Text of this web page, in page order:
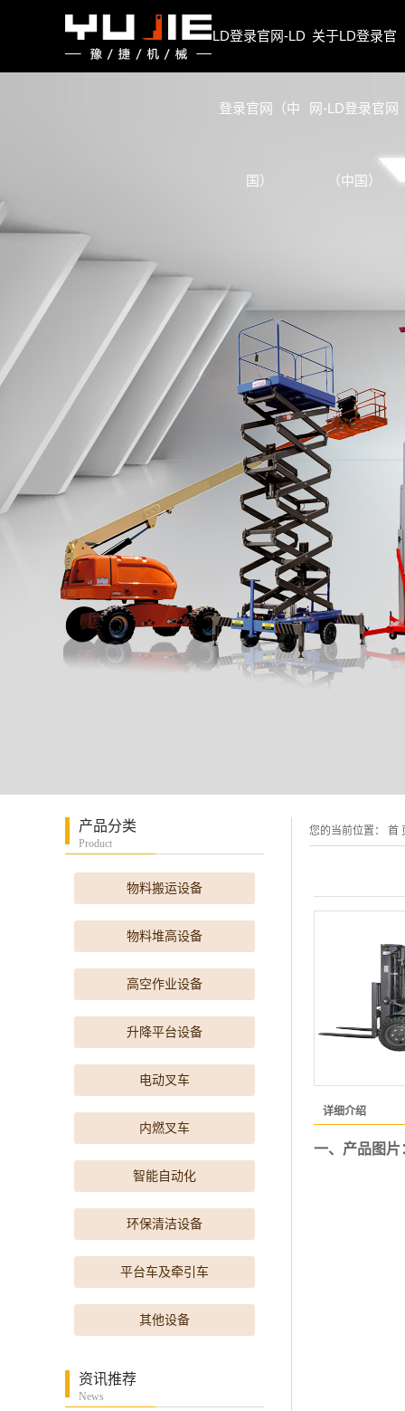
LD登录官网-LD
登录官网（中
国）
关于LD登录官
网-LD登录官网
（中国）
产品分类
Product
物料搬运设备
物料堆高设备
高空作业设备
升降平台设备
电动叉车
内燃叉车
智能自动化
环保清洁设备
平台车及牵引车
其他设备
资讯推荐
News
您的当前位置： 首
详细介绍
一、产品图片